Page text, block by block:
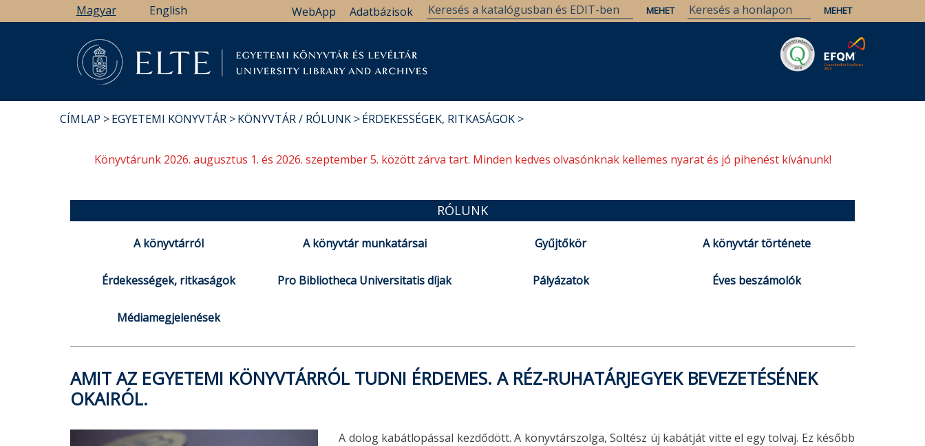
a
Magyar English Adatbázisok
WebApp
CÍMLAP EGYETEMI KÖNYVTÁR KÖNYVTÁR / RÓLUNK ÉRDEKESSÉGEK, RITKASÁGOK
Könyvtárunk 2026. augusztus 1. és 2026. szeptember 5. között zárva tart. Minden kedves olvasónknak kellemes nyarat és jó pihenést kívánunk!
RÓLUNK
A könyvtárról A könyvtár munkatársai Gyűjtőkör A könyvtár története
Érdekességek, ritkaságok Pro Bibliotheca Universitatis díjak Pályázatok Éves beszámolók
Médiamegjelenések
AMIT AZ EGYETEMI KÖNYVTÁRRÓL TUDNI ÉRDEMES. A RÉZ-RUHATÁRJEGYEK BEVEZETÉSÉNEK
OKAIRÓL.
A dolog kabátlopással kezdődött. A könyvtárszolga, Soltész új kabátját vitte el egy tolvaj. Ez később